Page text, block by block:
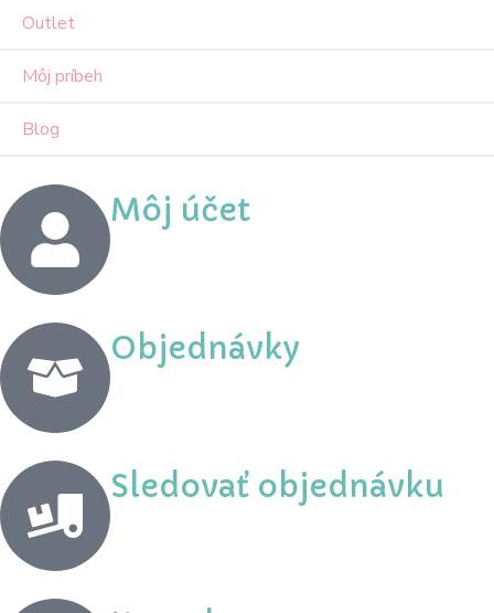
Outlet
Môj príbeh
Blog
Môj účet
Objednávky
Sledovať objednávku